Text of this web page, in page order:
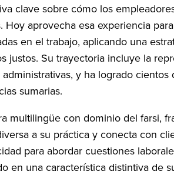
clave sobre cómo los
Hoy aprovecha esa experiencia
en el trabajo, aplicando una
justos. Su trayectoria incluye la
administrativas, y ha logrado
sumarias.
multilingüe con dominio del farsi,
a su práctica y conecta con
para abordar cuestiones
en una característica distintiva de